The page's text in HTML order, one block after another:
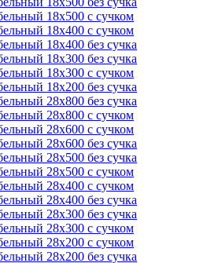
18х500 с сучком
18х400 с сучком
18х400 без сучка
18х300 без сучка
18х300 с сучком
18х200 без сучка
28х800 без сучка
28х800 с сучком
28х600 с сучком
28х600 без сучка
28х500 без сучка
28х500 с сучком
28х400 с сучком
28х400 без сучка
28х300 без сучка
28х300 с сучком
28х200 с сучком
28х200 без сучка